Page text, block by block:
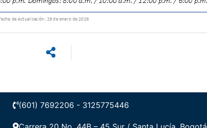
(601) 7692206 - 3125775446